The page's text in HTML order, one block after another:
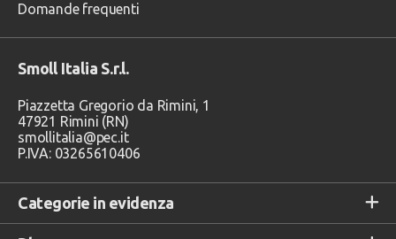
Categorie in evidenza
Domande frequenti
Smoll Italia S.r.l.
Piazzetta Gregorio da Rimini, 1
47921 Rimini (RN)
smollitalia@pec.it
P.IVA: 03265610406